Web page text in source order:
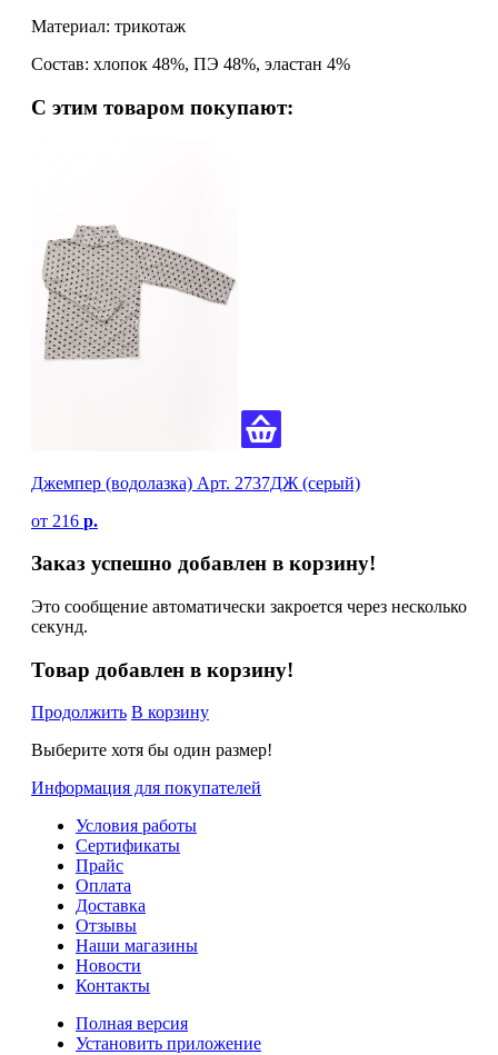
Материал: трикотаж
Состав: хлопок 48%, ПЭ 48%, эластан 4%
С этим товаром покупают:
Джемпер (водолазка) Арт. 2737ДЖ (серый)
от 216 р.
Заказ успешно добавлен в корзину!
Это сообщение автоматически закроется через несколько
секунд.
Товар добавлен в корзину!
Продолжить В корзину
Выберите хотя бы один размер!
Информация для покупателей
Условия работы
Сертификаты
Прайс
Оплата
Доставка
Отзывы
Наши магазины
Новости
Контакты
Полная версия
Установить приложение